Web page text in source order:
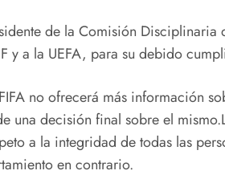
de la Comisión Disciplinaria
y a la UEFA, para su debido
no ofrecerá más información
una decisión final sobre el
a la integridad de todas las
en contrario.